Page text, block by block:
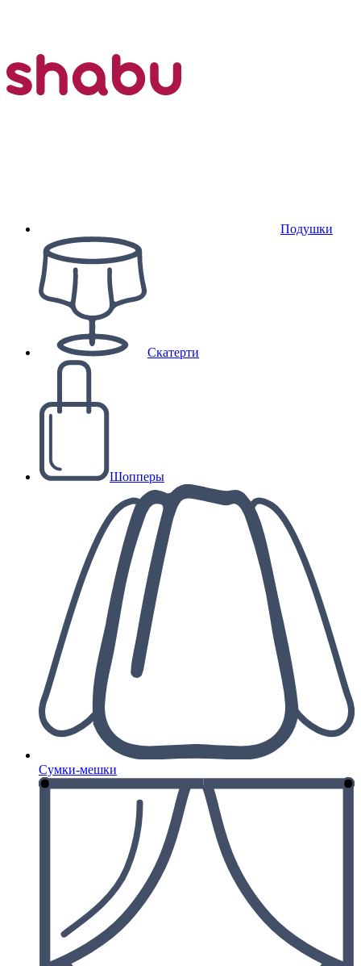
Подушки
Скатерти
Шопперы
Сумки-мешки